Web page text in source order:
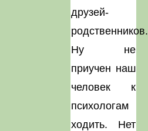
друзей-
родственников.
Ну не
приучен наш
человек к
психологам
ходить. Нет